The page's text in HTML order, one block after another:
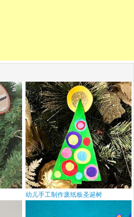
幼儿手工制作废纸板圣诞树